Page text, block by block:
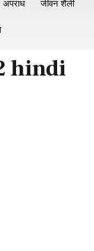
अपराध जीवन शैली
hindi